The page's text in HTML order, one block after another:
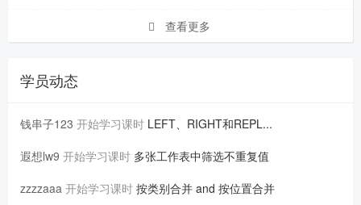
查看更多
学员动态
钱串子123 开始学习课时 LEFT、RIGHT和REPL...
遐想lw9 开始学习课时 多张工作表中筛选不重复值
zzzzaaa 开始学习课时 按类别合并 and 按位置合并